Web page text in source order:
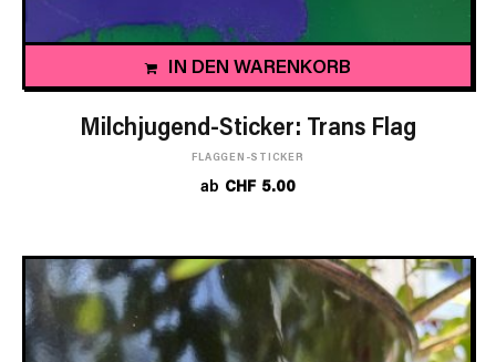
IN DEN WARENKORB
Milchjugend-Sticker: Trans Flag
FLAGGEN-STICKER
ab CHF5.00